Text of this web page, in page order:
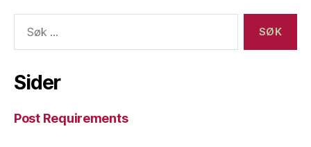
etter:
Sider
Post Requirements